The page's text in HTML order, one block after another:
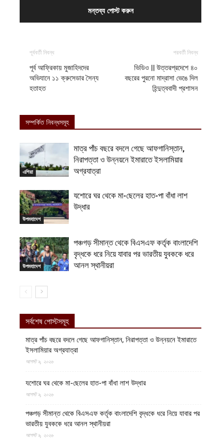
পূর্ববর্তী নিবন্ধ
পূর্ব আফ্রিকায় মুজাহিদদের
অভিযানে ১১ ক্রুসেডার সৈন্য
হতাহত
পরবর্তী নিবন্ধ
ভিডিও || উত্তরপ্রদেশে ৪০
বছরের পুরনো মাদ্রাসা ভেঙে দিল
হিন্দুত্ববাদী প্রশাসন
সম্পর্কিত নিবন্ধসমূহ
এশিয়া
মাত্র পাঁচ বছরে বদলে গেছে আফগানিস্তান,
নিরাপত্তা ও উন্নয়নে ইমারাতে ইসলামিয়ার
অগ্রযাত্রা
উপমহাদেশ
যশোরে ঘর থেকে মা-ছেলের হাত-পা বাঁধা লাশ
উদ্ধার
উপমহাদেশ
পঞ্চগড় সীমান্ত থেকে বিএসএফ কর্তৃক বাংলাদেশি
বৃদ্ধকে ধরে নিয়ে যাবার পর ভারতীয় যুবককে ধরে
আনল স্থানীয়রা
সর্বশেষ পোস্টসমূহ
মাত্র পাঁচ বছরে বদলে গেছে আফগানিস্তান, নিরাপত্তা ও উন্নয়নে ইমারাতে
ইসলামিয়ার অগ্রযাত্রা
আগস্ট ৯, ২০২৬
যশোরে ঘর থেকে মা-ছেলের হাত-পা বাঁধা লাশ উদ্ধার
আগস্ট ৯, ২০২৬
পঞ্চগড় সীমান্ত থেকে বিএসএফ কর্তৃক বাংলাদেশি বৃদ্ধকে ধরে নিয়ে যাবার পর
ভারতীয় যুবককে ধরে আনল স্থানীয়রা
আগস্ট ৯, ২০২৬